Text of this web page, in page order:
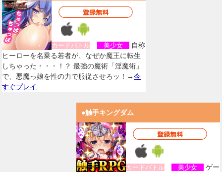
カードバトル 美少女
自称
ヒーローを名乗る若者が、なぜか魔王に転生
しちゃった・・・！？ 最強の魔術「淫魔術」
で、悪魔っ娘を性の力で服従させろッ！→今
すぐプレイ
●触手キングダム
カードバトル 美少女
ゲー